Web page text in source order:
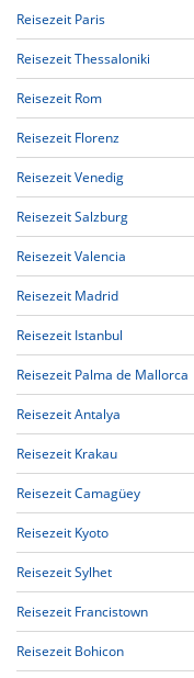
Reisezeit Paris
Reisezeit Thessaloniki
Reisezeit Rom
Reisezeit Florenz
Reisezeit Venedig
Reisezeit Salzburg
Reisezeit Valencia
Reisezeit Madrid
Reisezeit Istanbul
Reisezeit Palma de Mallorca
Reisezeit Antalya
Reisezeit Krakau
Reisezeit Camagüey
Reisezeit Kyoto
Reisezeit Sylhet
Reisezeit Francistown
Reisezeit Bohicon